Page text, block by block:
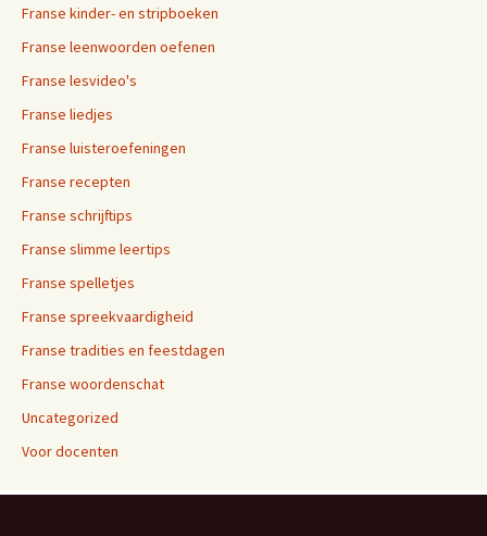
Franse kinder- en stripboeken
Franse leenwoorden oefenen
Franse lesvideo's
Franse liedjes
Franse luisteroefeningen
Franse recepten
Franse schrijftips
Franse slimme leertips
Franse spelletjes
Franse spreekvaardigheid
Franse tradities en feestdagen
Franse woordenschat
Uncategorized
Voor docenten